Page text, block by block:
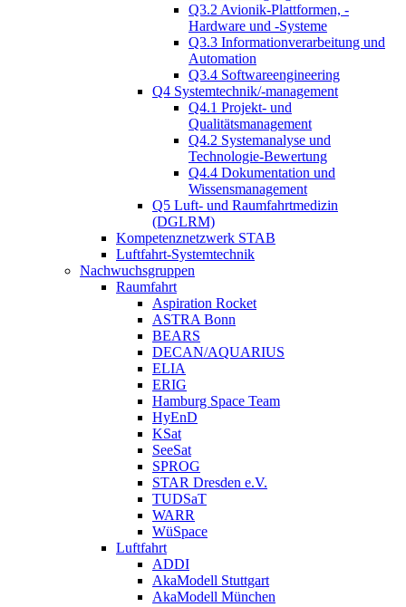
Q3.2 Avionik-Plattformen, -
Hardware und -Systeme
Q3.3 Informationverarbeitung und
Automation
Q3.4 Softwareengineering
Q4 Systemtechnik/-management
Q4.1 Projekt- und
Qualitätsmanagement
Q4.2 Systemanalyse und
Technologie-Bewertung
Q4.4 Dokumentation und
Wissensmanagement
Q5 Luft- und Raumfahrtmedizin
(DGLRM)
Kompetenznetzwerk STAB
Luftfahrt-Systemtechnik
Nachwuchsgruppen
Raumfahrt
Aspiration Rocket
ASTRA Bonn
BEARS
DECAN/AQUARIUS
ELIA
ERIG
Hamburg Space Team
HyEnD
KSat
SeeSat
SPROG
STAR Dresden e.V.
TUDSaT
WARR
WüSpace
Luftfahrt
ADDI
AkaModell Stuttgart
AkaModell München